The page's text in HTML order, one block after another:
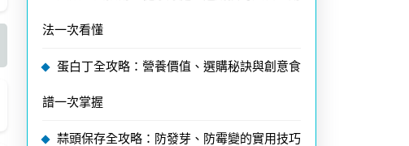
法一次看懂
蛋白丁全攻略：營養價值、選購秘訣與創意食
譜一次掌握
蒜頭保存全攻略：防發芽、防霉變的實用技巧